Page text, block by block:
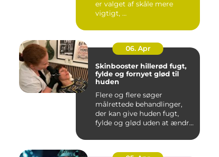
er valget af skåle mere
vigtigt, ...
06. Apr
Skinbooster hillerød fugt,
fylde og fornyet glød til
huden
Flere og flere søger
målrettede behandlinger,
der kan give huden fugt,
fylde og glød uden at ændre